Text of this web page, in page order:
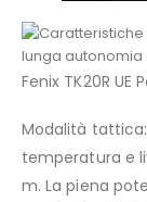
Fenix TK20R UE
Modalità
temperatura e
m. La piena